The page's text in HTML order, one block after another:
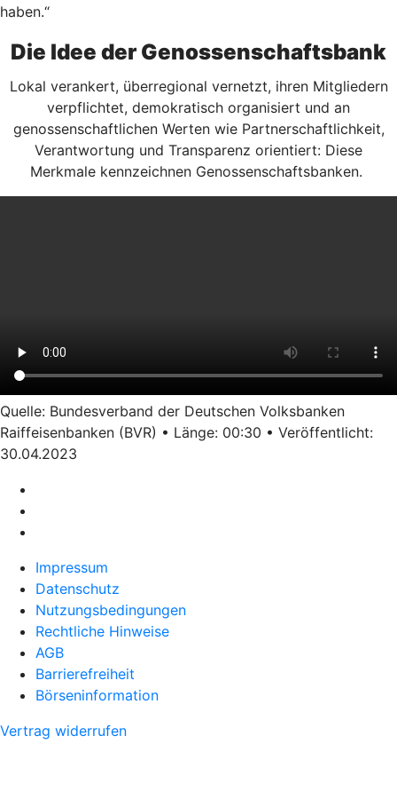
haben.“
Die Idee der Genossenschaftsbank
Lokal verankert, überregional vernetzt, ihren Mitgliedern
verpflichtet, demokratisch organisiert und an
genossenschaftlichen Werten wie Partnerschaftlichkeit,
Verantwortung und Transparenz orientiert: Diese
Merkmale kennzeichnen Genossenschaftsbanken.
Quelle: Bundesverband der Deutschen Volksbanken
Raiffeisenbanken (BVR) • Länge: 00:30 • Veröffentlicht:
30.04.2023
Impressum
Datenschutz
Nutzungsbedingungen
Rechtliche Hinweise
AGB
Barrierefreiheit
Börseninformation
Vertrag widerrufen